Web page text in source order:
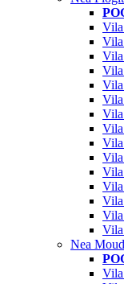
Vila
Vila
Vila
Nea